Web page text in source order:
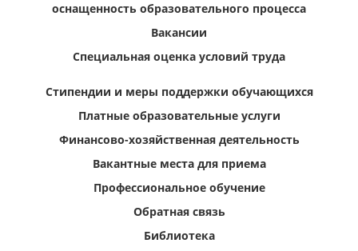
оснащенность образовательного процесса
Вакансии
Специальная оценка условий труда
Стипендии и меры поддержки обучающихся
Платные образовательные услуги
Финансово-хозяйственная деятельность
Вакантные места для приема
Профессиональное обучение
Обратная связь
Библиотека